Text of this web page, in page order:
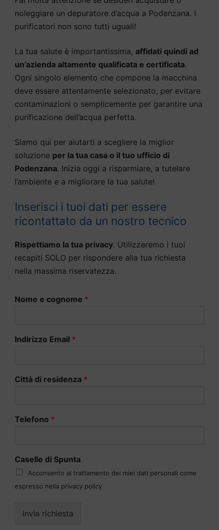
noleggiare un depuratore d’acqua a Podenzana. I
purificatori non sono tutti uguali!
La tua salute è importantissima, affidati quindi ad
un’azienda altamente qualificata e certificata.
Ogni singolo elemento che compone la macchina
deve essere attentamente selezionato, per evitare
contaminazioni o semplicemente per garantire una
purificazione dell’acqua perfetta.
Siamo qui per aiutarti a scegliere la miglior
soluzione per la tua casa o il tuo ufficio di
Podenzana. Inizia oggi a risparmiare, a tutelare
l’ambiente e a migliorare la tua salute!
Inserisci i tuoi dati per essere
ricontattato da un nostro tecnico
Rispettiamo la tua privacy. Utilizzeremo i tuoi
recapiti SOLO per rispondere alla tua richiesta
nella massima riservatezza.
Nome e cognome *
Indirizzo Email *
Città di residenza *
Telefono *
Caselle di Spunta
Acconsento al trattamento dei miei dati personali come
espresso nella privacy policy
Invia richiesta